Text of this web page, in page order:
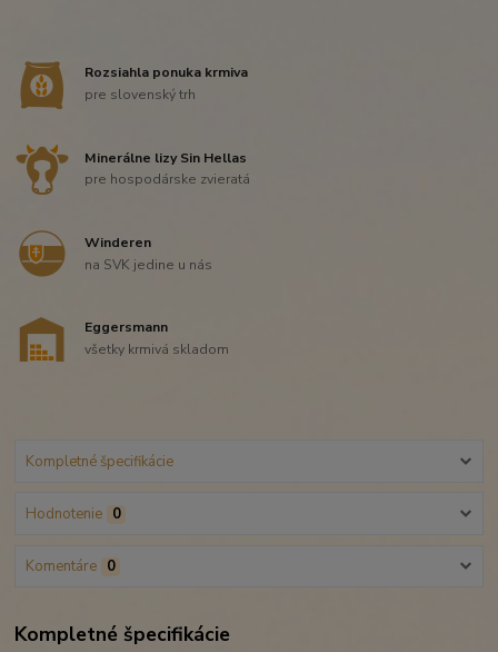
Rozsiahla ponuka krmiva
pre slovenský trh
Minerálne lizy Sin Hellas
pre hospodárske zvieratá
Winderen
na SVK jedine u nás
Eggersmann
všetky krmivá skladom
Kompletné špecifikácie
Hodnotenie 0
Komentáre 0
Kompletné špecifikácie